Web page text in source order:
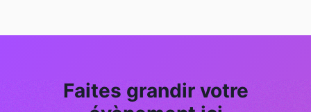
Faites grandir votre